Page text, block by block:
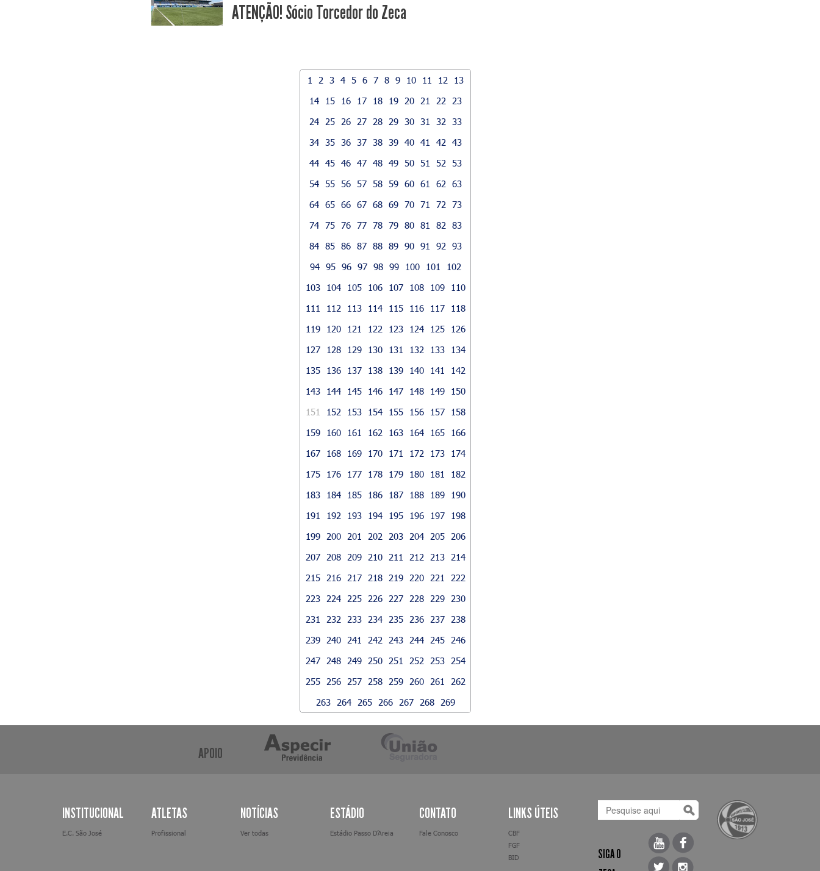
ATENÇÃO! Sócio Torcedor do Zeca
1 2 3 4 5 6 7 8 9 10 11 12
13
14
15 16 17 18 19 20 21 22
23
24
25 26 27 28 29 30 31 32
33
34 35 36 37 38 39 40 41 42
43
44 45 46 47 48 49 50 51 52
53
54 55 56 57 58 59 60 61 62
63
64 65 66 67 68 69 70 71 72
73
74 75 76 77 78 79 80 81 82
83
84 85 86 87 88 89 90 91 92
93
94 95 96 97 98 99 100 101
102
103
104 105 106 107 108 109
110
111
112 113 114 115 116 117
118
119
120 121 122 123 124 125
126
127
128 129 130 131 132 133
134
135
136 137 138 139 140 141
142
143
144 145 146 147 148 149
150
151
152 153 154 155 156 157
158
159
160 161 162 163 164 165
166
167
168 169 170 171 172 173
174
175
176 177 178 179 180 181
182
183
184 185 186 187 188 189
190
191
192 193 194 195 196 197
198
199
200 201 202 203 204 205
206
207
208 209 210 211 212 213
214
215
216 217 218 219 220 221
222
223
224 225 226 227 228 229
230
231
232 233 234 235 236 237
238
239
240 241 242 243 244 245
246
247
248 249 250 251 252 253
254
255
256 257 258 259 260 261
262
263
264 265 266 267 268 269
APOIO
INSTITUCIONAL
E.C. São José
ATLETAS
Profissional
NOTÍCIAS
Ver todas
ESTÁDIO
Estádio Passo D’Areia
CONTATO
Fale Conosco
LINKS ÚTEIS
CBF
FGF
BID
SIGA O